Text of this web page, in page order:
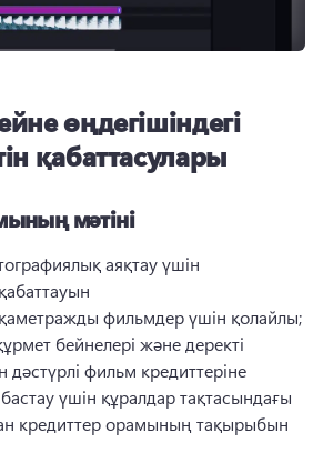
өңдегішіндегі
қабаттасулары
мәтіні
аяқтау үшін
бейнелері және деректі
дәстүрлі фильм кредиттеріне
үшін құралдар тақтасындағы
кредиттер орамының тақырыбын